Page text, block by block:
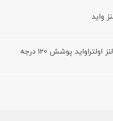
12 مگاپیکسل لنز اولتراواید پوشش 120 درجه